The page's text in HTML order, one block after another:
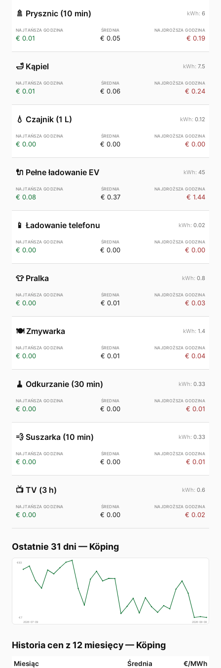
🚿 Prysznic (10 min) 6
€ 0.01 € 0.05 € 0.19
🛁 Kąpiel 7.5
€ 0.01 € 0.06 € 0.24
💧 Czajnik (1 L) 0.12
€ 0.00 € 0.00 € 0.00
🔌 Pełne ładowanie EV 45
€ 0.08 € 0.37 € 1.44
📱 Ładowanie telefonu 0.02
€ 0.00 € 0.00 € 0.00
👕 Pralka 0.8
€ 0.00 € 0.01 € 0.03
🍽️ Zmywarka 1.4
€ 0.00 € 0.01 € 0.04
🧹 Odkurzanie (30 min) 0.33
€ 0.00 € 0.00 € 0.01
💨 Suszarka (10 min) 0.33
€ 0.00 € 0.00 € 0.01
📺 TV (3 h) 0.6
€ 0.00 € 0.00 € 0.02
Ostatnie 31 dni — Köping
€83
€7
2026-07-09
2026-08-08
Historia cen z 12 miesięcy— Köping
Miesiąc Średnia €/MWh